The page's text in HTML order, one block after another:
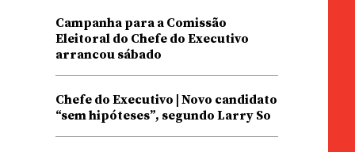
Campanha para a Comissão
Eleitoral do Chefe do Executivo
arrancou sábado
Chefe do Executivo | Novo candidato
“sem hipóteses”, segundo Larry So